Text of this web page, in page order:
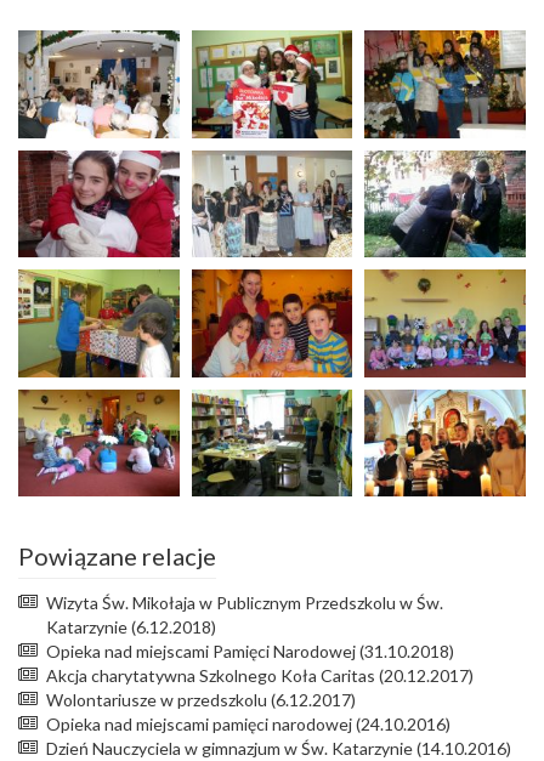
Powiązane relacje
Wizyta Św. Mikołaja w Publicznym Przedszkolu w Św.
Katarzynie (6.12.2018)
Opieka nad miejscami Pamięci Narodowej (31.10.2018)
Akcja charytatywna Szkolnego Koła Caritas (20.12.2017)
Wolontariusze w przedszkolu (6.12.2017)
Opieka nad miejscami pamięci narodowej (24.10.2016)
Dzień Nauczyciela w gimnazjum w Św. Katarzynie (14.10.2016)